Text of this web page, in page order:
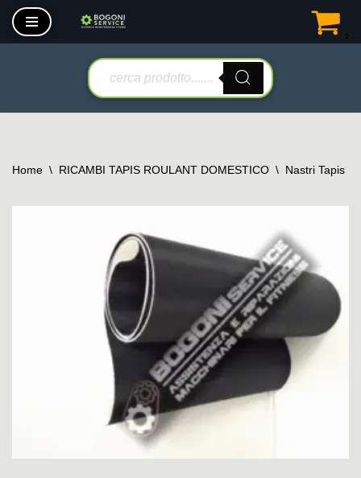
Vai
Home \ RICAMBI TAPIS ROULANT DOMESTICO \ Nastri Tapis